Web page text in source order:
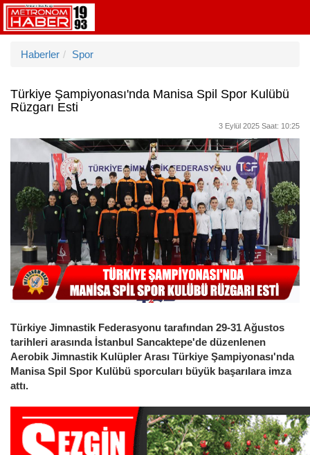
Haberler Spor
Türkiye Şampiyonası'nda Manisa Spil Spor Kulübü
Rüzgarı Esti
3 Eylül 2025 Saat: 10:25
Türkiye Jimnastik Federasyonu tarafından 29-31 Ağustos
tarihleri arasında İstanbul Sancaktepe'de düzenlenen
Aerobik Jimnastik Kulüpler Arası Türkiye Şampiyonası'nda
Manisa Spil Spor Kulübü sporcuları büyük başarılara imza
attı.